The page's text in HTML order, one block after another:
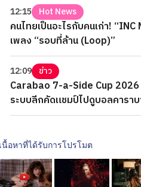
12:15 Hot News
คนไทยเป็นอะไรกับคนเก่า! “INC
เพลง “รอบที่ล้าน (Loop)”
12:09 ข่าว
Carabao 7-a-Side Cup 2026
ระบบลีกคัดแชมป์ไปดูบอลคารา